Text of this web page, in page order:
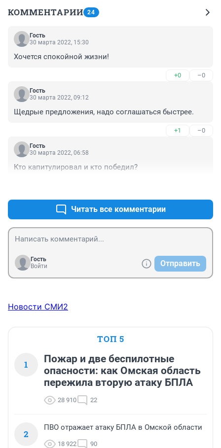
КОММЕНТАРИИ 24
Гость
30 марта 2022, 15:30
Хочется спокойной жизни!
+0 –0
Гость
30 марта 2022, 09:12
Щедрые предложения, надо соглашаться быстрее.
+1 –0
Гость
30 марта 2022, 06:58
Кто капитулировал и кто победил?
Читать все комментарии
Гость
Войти
Отправить
Новости СМИ2
ТОП 5
1
Пожар и две беспилотные
опасности: как Омская область
пережила вторую атаку БПЛА
28 910 22
2
ПВО отражает атаку БПЛА в Омской области
18 922 90